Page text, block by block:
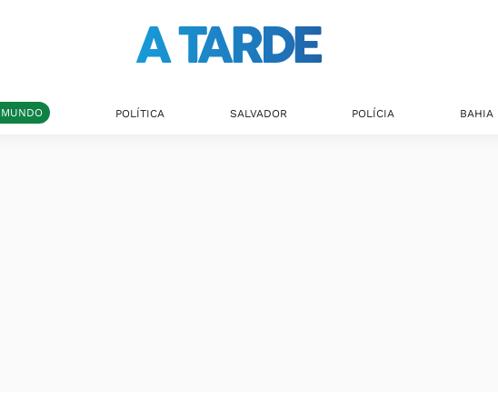
POLÍTICA SALVADOR POLÍCIA BAHIA